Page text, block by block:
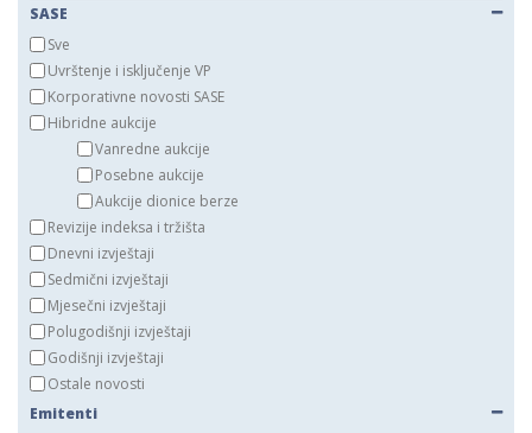
SASE
Sve
Uvrštenje i isključenje VP
Korporativne novosti SASE
Hibridne aukcije
Vanredne aukcije
Posebne aukcije
Aukcije dionice berze
Revizije indeksa i tržišta
Dnevni izvještaji
Sedmični izvještaji
Mjesečni izvještaji
Polugodišnji izvještaji
Godišnji izvještaji
Ostale novosti
Emitenti